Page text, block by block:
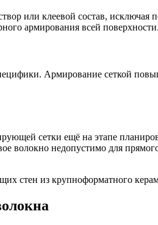
или клеевой состав, исключая
армирования всей поверхности.
Армирование сеткой
сетки ещё на этапе
волокно недопустимо для